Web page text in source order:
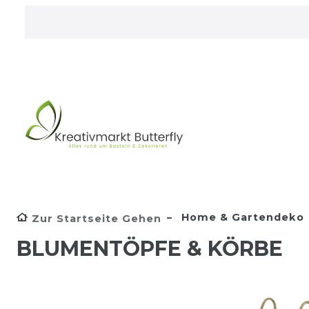
Zur Startseite Gehen Home & Gartendeko
BLUMENTÖPFE & KÖRBE